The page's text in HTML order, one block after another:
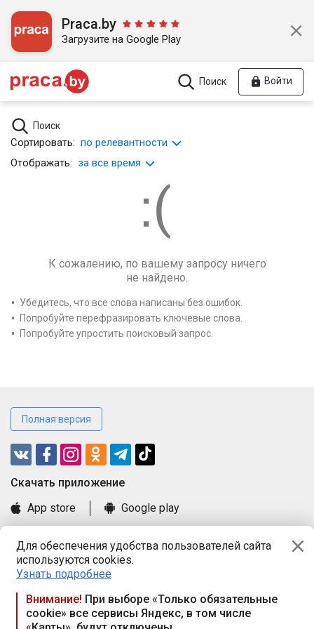
Для обеспечения удобства пользователей сайта
используются cookies.
Узнать подробнее
Внимание! При выборе «Только обязательные
cookie» все сервисы Яндекс, в том числе
Praca.by
Загрузите на Google Play
Поиск Войти
Поиск
Сортировать: по релевантности
Отображать: за все время
К сожалению, по вашему запросу ничего
не найдено.
Убедитесь, что все слова написаны без ошибок.
Попробуйте перефразировать ключевые слова.
Попробуйте упростить поисковый запрос.
Полная версия
Cкачать приложение
App store
Google play
Книга замечаний и предложений
Правила и документы
Praca.by © 2000—2026, ООО «ПРАЦА БАЙ»
Республика Беларусь, 220114, г. Минск, пр-т Независимости
117а, пом. № 9.